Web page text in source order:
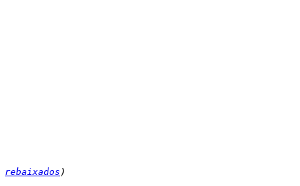
rebaixados )